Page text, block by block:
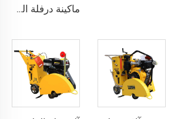
ماكينة درفلة الطرق الثقيلة سعة 1.5 طن للبيع، معدات البناء الثقيلة ذات الوزن العالي